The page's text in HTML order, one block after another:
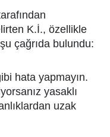
K.İ., özellikle
çağrıda bulundu:
hata yapmayın.
yasaklı
uzak